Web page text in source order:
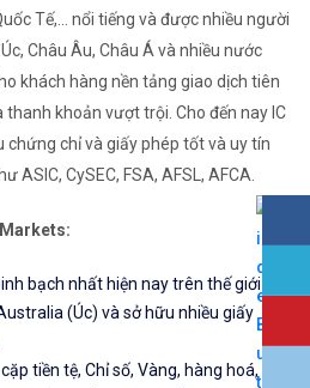
Tế,... nổi tiếng và được nhiều người
Châu Âu, Châu Á và nhiều nước
khách hàng nền tảng giao dịch tiên
thanh khoản vượt trội. Cho đến nay IC
chứng chỉ và giấy phép tốt và uy tín
ASIC, CySEC, FSA, AFSL, AFCA.
bạch nhất hiện nay trên thế giới
(Úc) và sở hữu nhiều giấy
tiền tệ, Chỉ số, Vàng, hàng hoá, tiền